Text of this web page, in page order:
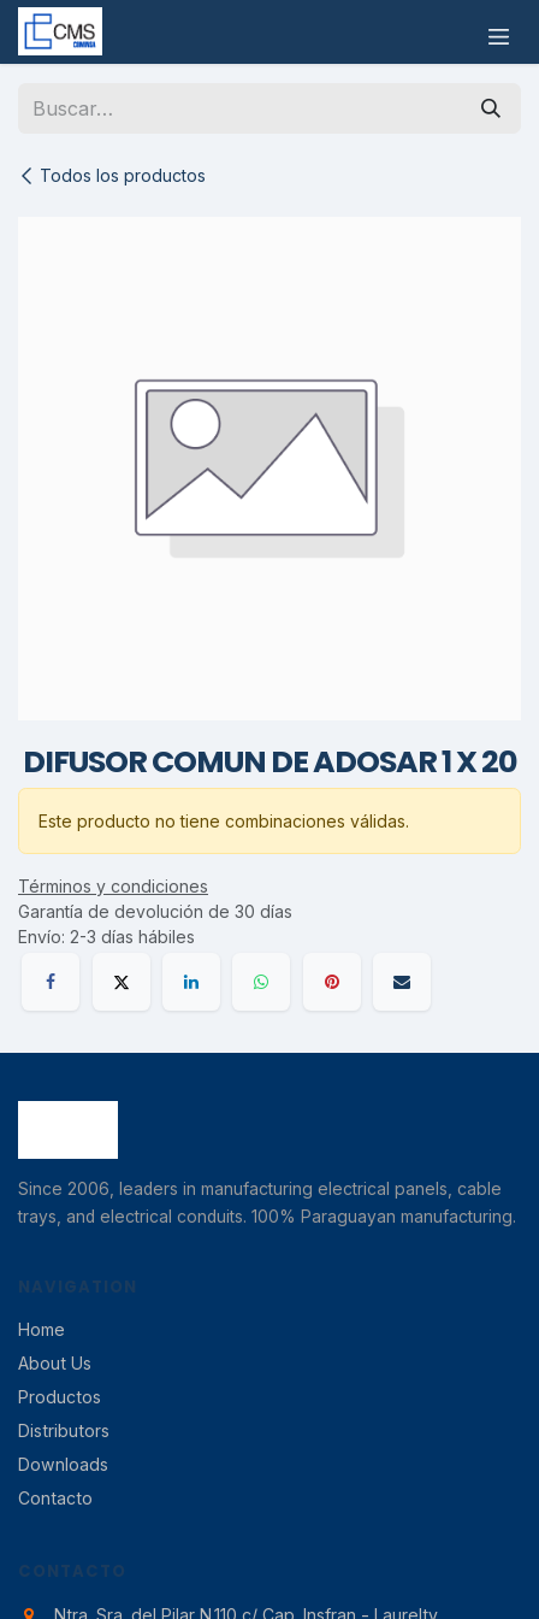
Ir al contenido
Todos los productos
DIFUSOR COMUN DE ADOSAR 1 X 20
Este producto no tiene combinaciones válidas.
Términos y condiciones
Garantía de devolución de 30 días
Envío: 2-3 días hábiles
Since 2006, leaders in manufacturing electrical panels, cable
trays, and electrical conduits. 100% Paraguayan manufacturing.
NAVIGATION
Home
About Us
Productos
Distributors
Downloads
Contacto
CONTACTO